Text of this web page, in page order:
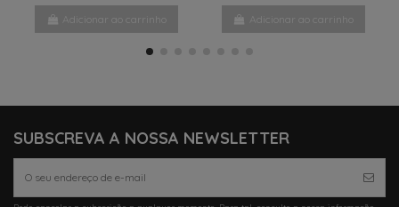
Adicionar ao carrinho Adicionar ao carrinho
SUBSCREVA A NOSSA NEWSLETTER